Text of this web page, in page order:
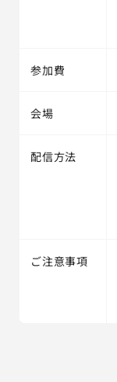
参加費
会場
配信方法
ご注意事項